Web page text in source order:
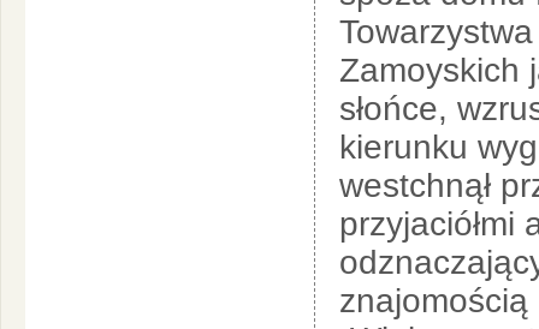
Zamoyskich
słońce,
kierunku
westchnął
przyjaciółmi
znajomością